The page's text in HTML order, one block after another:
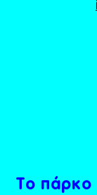
Το πάρκο